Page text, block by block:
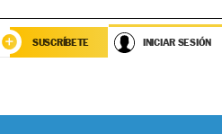
SUSCRÍBETE INICIAR SESIÓN